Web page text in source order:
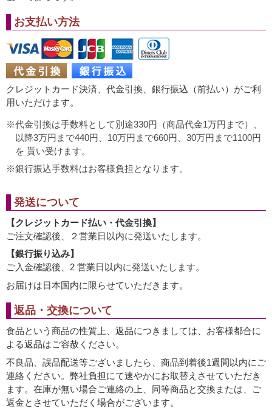
お支払い方法
クレジットカード決済、代金引換、銀行振込（前払い）がご利
用いただけます。
代金引換は手数料として別途330円（商品代金1万円まで）、
以降3万円まで440円、10万円まで660円、30万円まで1100円
を 貰い受けます。
銀行振込手数料はお客様負担となります。
発送について
【クレジットカード払い・代金引換】
ご注文確認後、２営業日以内に発送いたします。
【銀行振り込み】
ご入金確認後、2 営業日以内に発送いたします。
お届けは日本国内に限らせていただきます。
返品・交換について
食品という商品の性質上、返品につきましては、お客様都合に
よる返品はご容赦ください。
不良品、誤品配送等ございましたら、商品到着後1週間以内にご
連絡ください。弊社負担にて速やかにお取替えさせていただき
ます。在庫が無い場合ご連絡の上、同等商品と交換または、ご
返金とさせていただく場合がございます。